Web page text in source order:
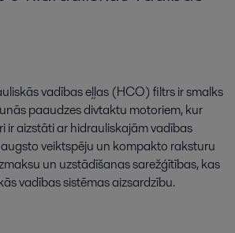
vadībaseļļas (HCO)filtrsirsmalks
paaudzesdivtaktu motoriem,kur
iraizstātiarhidrauliskajāmvadības
augstoveiktspēju un kompakto raksturu
un uzstādīšanassarežģītības,kas
vadībassistēmasaizsardzību.